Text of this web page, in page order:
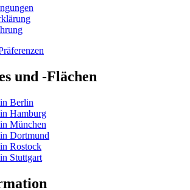
und -Flächen
Berlin
Hamburg
München
Dortmund
Rostock
Stuttgart